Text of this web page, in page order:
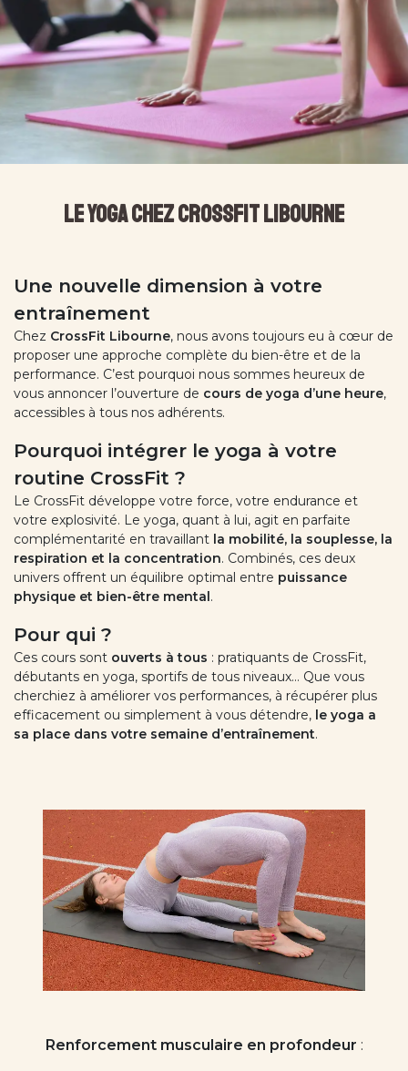
Le Yoga chez CrossFit Libourne
Une nouvelle dimension à votre
entraînement
Chez CrossFit Libourne, nous avons toujours eu à cœur de
proposer une approche complète du bien-être et de la
performance. C’est pourquoi nous sommes heureux de
vous annoncer l’ouverture de cours de yoga d’une heure,
accessibles à tous nos adhérents.
Pourquoi intégrer le yoga à votre
routine CrossFit ?
Le CrossFit développe votre force, votre endurance et
votre explosivité. Le yoga, quant à lui, agit en parfaite
complémentarité en travaillant la mobilité, la souplesse, la
respiration et la concentration. Combinés, ces deux
univers offrent un équilibre optimal entre puissance
physique et bien-être mental.
Pour qui ?
Ces cours sont ouverts à tous : pratiquants de CrossFit,
débutants en yoga, sportifs de tous niveaux… Que vous
cherchiez à améliorer vos performances, à récupérer plus
efficacement ou simplement à vous détendre, le yoga a
sa place dans votre semaine d’entraînement.
Renforcement musculaire en profondeur :